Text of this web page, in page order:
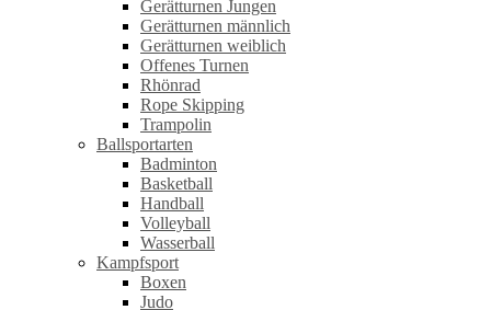
Gerätturnen Jungen
Gerätturnen männlich
Gerätturnen weiblich
Offenes Turnen
Rhönrad
Rope Skipping
Trampolin
Ballsportarten
Badminton
Basketball
Handball
Volleyball
Wasserball
Kampfsport
Boxen
Judo